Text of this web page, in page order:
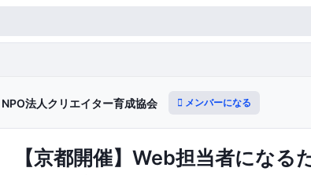
NPO法人クリエイター育成協会 メンバーになる
【京都開催】Web担当者にな